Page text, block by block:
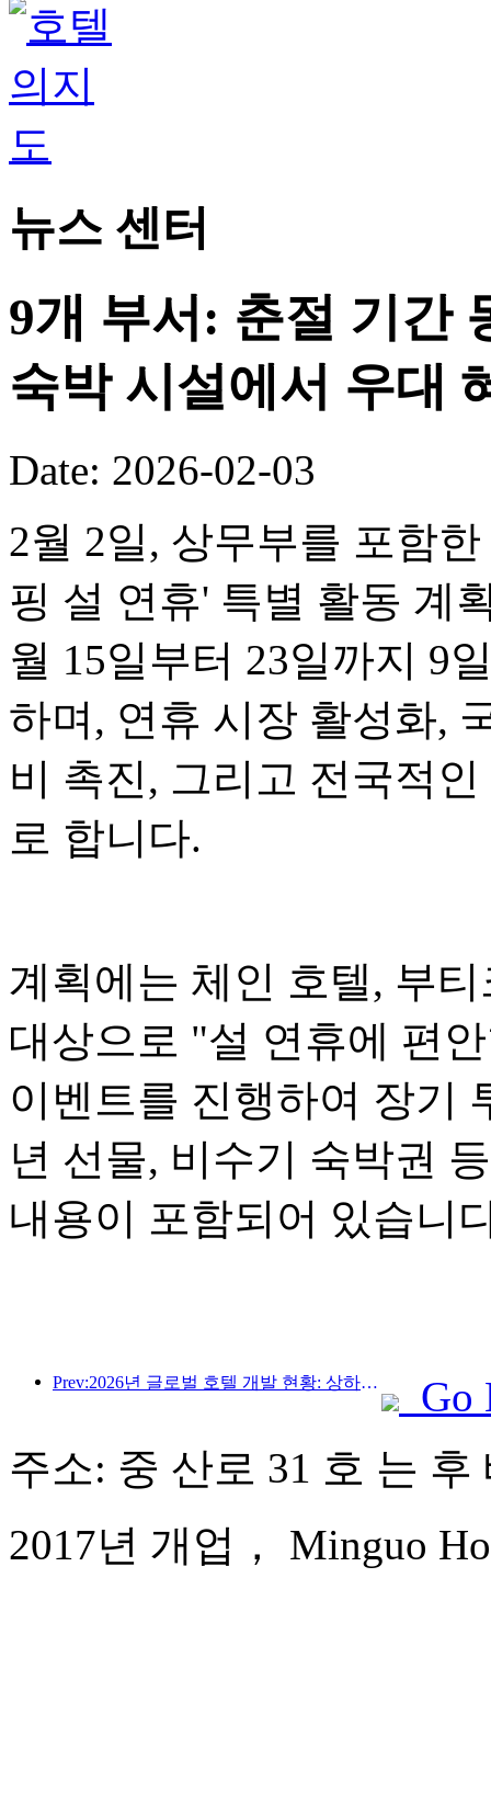
뉴스 센터
9개 부서: 춘절 기간
숙박 시설에서 우대
Date: 2026-02-03
2월 2일, 상무부를 포함
핑 설 연휴' 특별 활동 계
월 15일부터 23일까지 9
하며, 연휴 시장 활성화,
비 촉진, 그리고 전국적
로 합니다.
계획에는 체인 호텔, 부
대상으로 "설 연휴에 편
이벤트를 진행하여 장기
년 선물, 비수기 숙박권
내용이 포함되어 있습니
Prev:2026년 글로벌 호텔 개발 현황: 상하이, 신규 객실 증설 부문 1위 기록
Go
주소: 중 산로 31 호 는
2017년 개업， Minguo